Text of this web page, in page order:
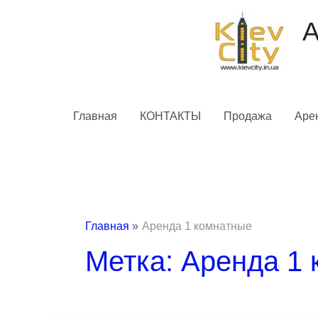
Главная КОНТАКТЫ Продажа
Главная Аренда 1 комнатные
Метка: Аренда 1